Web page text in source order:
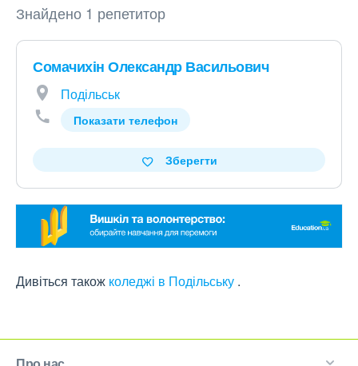
Знайдено 1 репетитор
Сомачихін Олександр Васильович
Подільськ
Показати телефон
Зберегти
Дивіться також коледжі в Подільську .